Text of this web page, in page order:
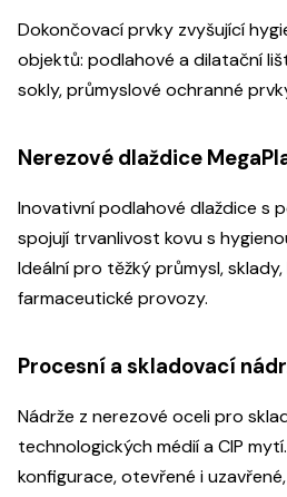
Dokončovací prvky zvyšující
objektů: podlahové a dilatační
sokly, průmyslové ochranné
Nerezové dlaždice
Inovativní podlahové dlaždice s
spojují trvanlivost kovu s
Ideální pro těžký průmysl,
farmaceutické provozy.
Procesní a skladovací
Nádrže z nerezové oceli pro
technologických médií a CIP
konfigurace, otevřené i